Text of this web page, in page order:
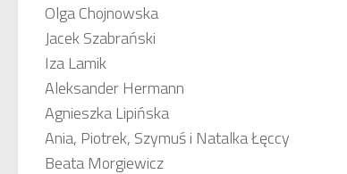
Olga Chojnowska
Jacek Szabrański
Iza Lamik
Aleksander Hermann
Agnieszka Lipińska
Ania, Piotrek, Szymuś i Natalka Łęccy
Beata Morgiewicz